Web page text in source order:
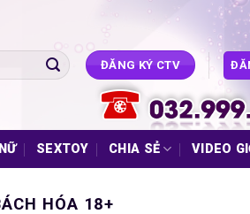
ĐĂNG KÝ CTV
SEXTOY CHIA SẺ VIDEO
HÓA 18+